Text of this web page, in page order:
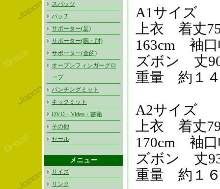
スパッツ
パッチ
サポーター(足)
サポーター(腕・肘)
サポーター(金的)
オープンフィンガーグロ
ーブ
パンチングミット
キックミット
DVD・Video・書籍
その他
セール
メニュー
サイズ
リンク
A1サイズ
上衣 着丈
163cm 袖口
ズボン 丈
重量 約１
A2サイズ
上衣 着丈
170cm 袖口
ズボン 丈
重量 約１